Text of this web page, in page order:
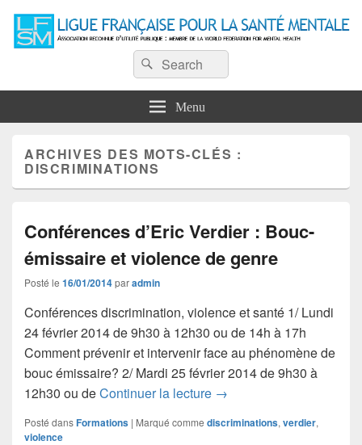
Ligue Française pour la Santé
Mentale
Association reconnue d'utilité publique : Membre de la World Federation for
Mental Health
Recherche :
Rechercher
Menu
ARCHIVES DES MOTS-CLÉS :
DISCRIMINATIONS
Conférences d’Eric Verdier : Bouc-
émissaire et violence de genre
Posté le 16/01/2014paradmin
Conférences discrimination, violence et santé 1/ Lundi
24 février 2014 de 9h30 à 12h30 ou de 14h à 17h
Comment prévenir et intervenir face au phénomène de
bouc émissaire? 2/ Mardi 25 février 2014 de 9h30 à
12h30 ou deContinuer la lecture Conférences d’Eric
→
Posté dansFormations | Marqué comme discriminations, verdier,
violence